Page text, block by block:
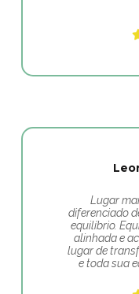
Lugar
diferenciado
equilíbrio.
alinhada e
lugar de
e toda sua